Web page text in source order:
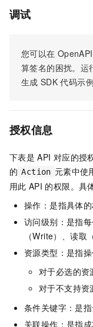
调试
您可以在
算签名的困扰。
生成 SDK 代码示例
授权信息
下表是 API 对应的授
的 Action 元素中使
用此 API 的权限。具
操作：是指具体的
访问级别：是指
（Write）、读取
资源类型：是指
对于必选的资
对于不支持资
条件关键字：是
关联操作：是指